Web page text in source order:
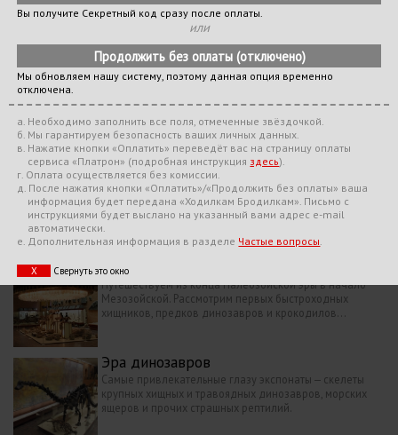
Вы получите Секретный код сразу после оплаты.
или
Мы обновляем нашу систему, поэтому данная опция временно
отключена.
a. Необходимо заполнить все поля, отмеченные звёздочкой.
б. Мы гарантируем безопасность ваших личных данных.
в. Нажатие кнопки «Оплатить» переведёт вас на страницу оплаты
сервиса «Платрон» (подробная инструкция здесь)
г. Оплата осуществляется без комиссии.
д. После нажатия кнопки «Оплатить»/«Продолжить без оплаты» ваша
информация будет передана «Ходилкам Бродилкам». Письмо с
инструкциями будет выслано на указанный вами адрес e-mail
автоматически.
е. Дополнительная информация в разделе Частые вопросы
Х Свернуть это окно
коронавирусом музеи могут работать в особом режиме, а
экспозиции могут быть частично недоступны для осмотра. Мы
никак не контролируем доступность музейных экспозиций.
Прохождение бродилки считается доступным если музей
работает в обычном (докоронавирусном) режиме. Пожалуйста,
Как всё начиналось...
Докембрий и ранний палеозойский периоды.
Беспозвоночные животные и растения. Знакомство с
этапами развития жизни на Земле. Какими были
первые жители нашей планеты?
Первые позвоночные
Путешествуем из конца Палеозойской эры в начало
Мезозойской. Рассмотрим первых быстроходных
хищников, предков динозавров и крокодилов...
Эра динозавров
Самые привлекательные глазу экспонаты — скелеты
крупных хищных и травоядных динозавров, морских
ящеров и прочих страшных рептилий.